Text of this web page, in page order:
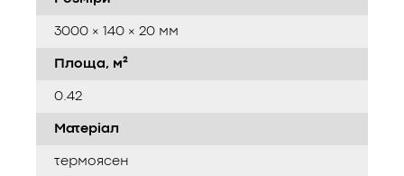
3000 × 140 × 20 мм
Площа, м²
0.42
Матеріал
термоясен